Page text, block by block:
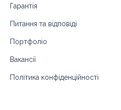
Гарантія
Питання та відповіді
Портфоліо
Вакансії
Політика конфіденційності